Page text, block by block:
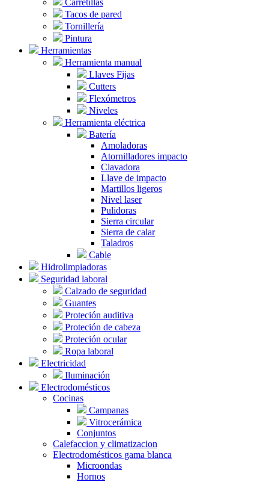
Tacos de pared
Tornillería
Pintura
Herramientas
Herramienta manual
Llaves Fijas
Cutters
Flexómetros
Niveles
Herramienta eléctrica
Batería
Amoladoras
Atornilladores impacto
Clavadora
Llave de impacto
Martillos ligeros
Nivel laser
Pulidoras
Sierra circular
Sierra de calar
Taladros
Cable
Hidrolimpiadoras
Seguridad laboral
Calzado de seguridad
Guantes
Proteción auditiva
Proteción de cabeza
Proteción ocular
Ropa laboral
Electricidad
Iluminación
Electrodomésticos
Cocinas
Campanas
Vitrocerámica
Conjuntos
Calefaccion y climatizacion
Electrodomésticos gama blanca
Microondas
Hornos